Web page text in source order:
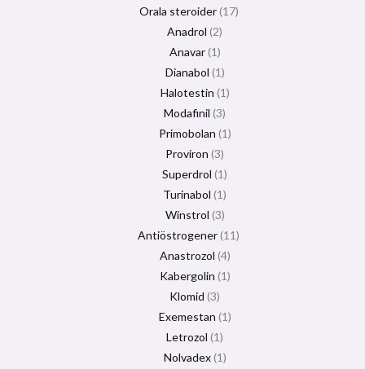
Orala steroider 17
Anadrol 2
Anavar 1
Dianabol 1
Halotestin 1
Modafinil 3
Primobolan 1
Proviron 3
Superdrol 1
Turinabol 1
Winstrol 3
Antiöstrogener 11
Anastrozol 4
Kabergolin 1
Klomid 3
Exemestan 1
Letrozol 1
Nolvadex 1